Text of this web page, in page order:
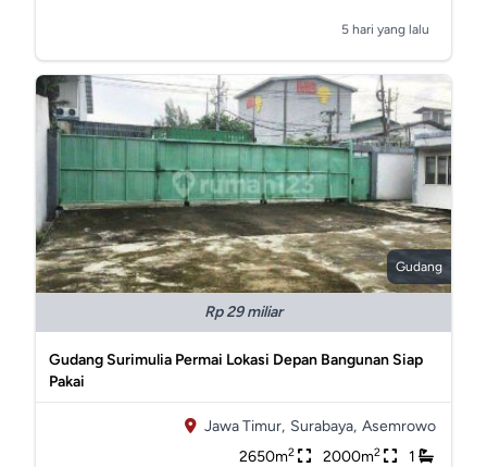
5 hari yang lalu
Gudang
Rp 29 miliar
Gudang Surimulia Permai Lokasi Depan Bangunan Siap
Pakai
Jawa Timur, Surabaya, Asemrowo
2650m2 2000m2 1